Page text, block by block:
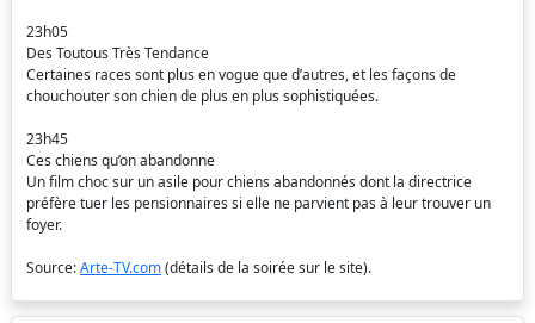
23h05
Des Toutous Très Tendance
Certaines races sont plus en vogue que d’autres, et les façons de
chouchouter son chien de plus en plus sophistiquées.
23h45
Ces chiens qu’on abandonne
Un film choc sur un asile pour chiens abandonnés dont la directrice
préfère tuer les pensionnaires si elle ne parvient pas à leur trouver un
foyer.
Source:Arte-TV.com(détails de la soirée sur le site).